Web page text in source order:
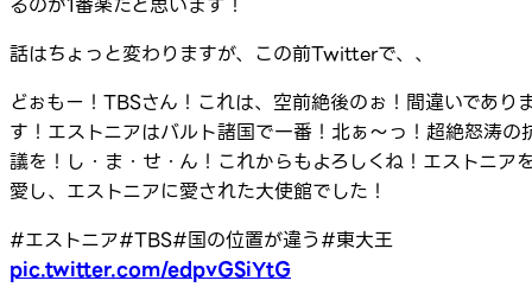
話はちょっと変わりますが、この前Twitterで、、
どぉもー！TBSさん！これは、空前絶後のぉ！間違いであり
す！エストニアはバルト諸国で一番！北ぁ～っ！超絶怒涛の
議を！し・ま・せ・ん！これからもよろしくね！エストニア
愛し、エストニアに愛された大使館でした！
#エストニア#TBS#国の位置が違う#東大王
pic.twitter.com/edpvGSiYtG